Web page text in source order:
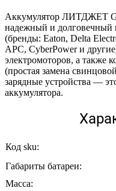
Аккумулятор ЛИТДЖЕТ
надежный и долговечный
(бренды: Eaton, Delta
APC, CyberPower и
электромоторов, а также
(простая замена
зарядные устройства —
аккумулятора.
Код sku:
Габариты батареи:
Масса: